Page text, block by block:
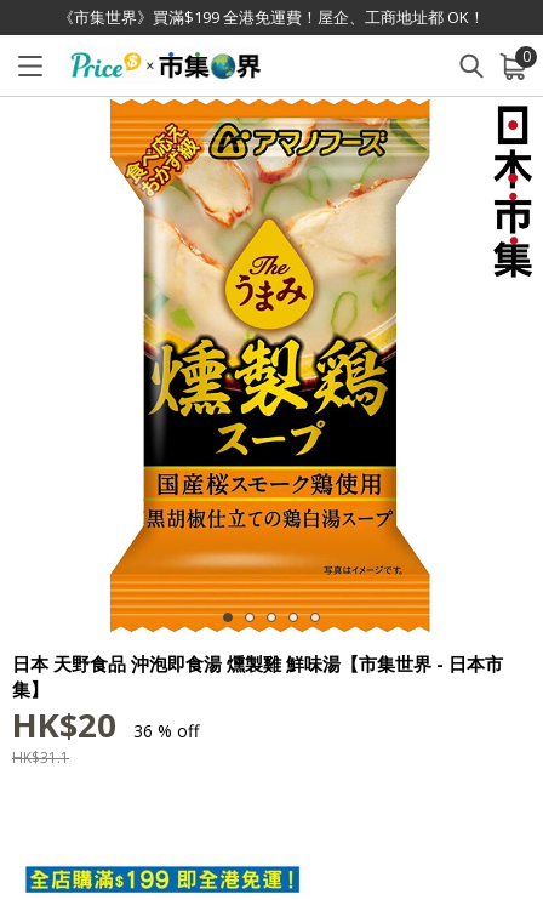
《市集世界》買滿$199 全港免運費！屋企、工商地址都 OK！
0
已加入購物車 查看
日本 天野食品 沖泡即食湯 燻製雞 鮮味湯【市集世界 - 日本市
集】
HK$20 36 % off
HK$31.1